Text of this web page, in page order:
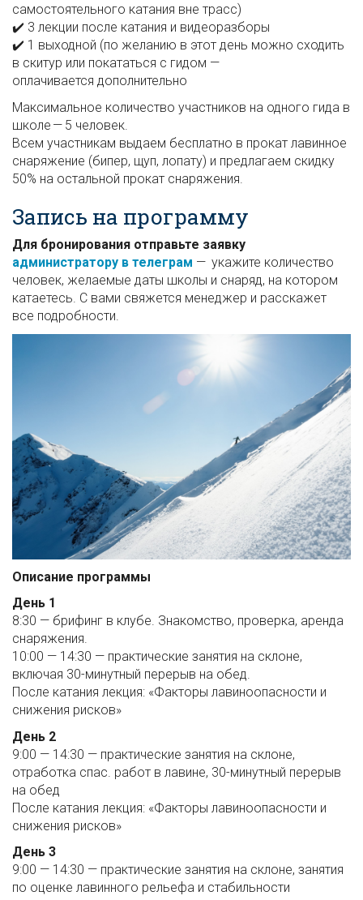
самостоятельного катания вне трасс)
✔️ 3 лекции после катания и видеоразборы
✔️ 1 выходной (по желанию в этот день можно сходить
в скитур или покататься с гидом —
оплачивается дополнительно
Максимальное количество участников на одного гида в
школе — 5 человек.
Всем участникам выдаем бесплатно в прокат лавинное
снаряжение (бипер, щуп, лопату) и предлагаем скидку
50% на остальной прокат снаряжения.
Запись на программу
Для бронирования отправьте заявку
администратору в телеграм — укажите количество
человек, желаемые даты школы и снаряд, на котором
катаетесь. С вами свяжется менеджер и расскажет
все подробности.
Описание программы
День 1
8:30 — брифинг в клубе. Знакомство, проверка, аренда
снаряжения.
10:00 — 14:30 — практические занятия на склоне,
включая 30-минутный перерыв на обед.
После катания лекция: «Факторы лавиноопасности и
снижения рисков»
День 2
9:00 — 14:30 — практические занятия на склоне,
отработка спас. работ в лавине, 30-минутный перерыв
на обед
После катания лекция: «Факторы лавиноопасности и
снижения рисков»
День 3
9:00 — 14:30 — практические занятия на склоне, занятия
по оценке лавинного рельефа и стабильности